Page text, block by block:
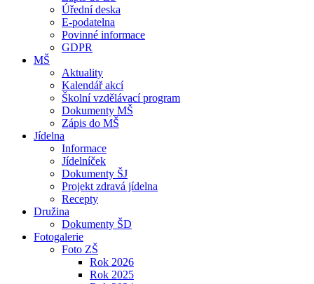
Úřední deska
E-podatelna
Povinné informace
GDPR
MŠ
Aktuality
Kalendář akcí
Školní vzdělávací program
Dokumenty MŠ
Zápis do MŠ
Jídelna
Informace
Jídelníček
Dokumenty ŠJ
Projekt zdravá jídelna
Recepty
Družina
Dokumenty ŠD
Fotogalerie
Foto ZŠ
Rok 2026
Rok 2025